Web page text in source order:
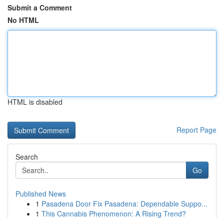
Submit a Comment
No HTML
HTML is disabled
Report Page
Search
Go
Published News
1 Pasadena Door Fix Pasadena: Dependable Suppo...
1 This Cannabis Phenomenon: A Rising Trend?